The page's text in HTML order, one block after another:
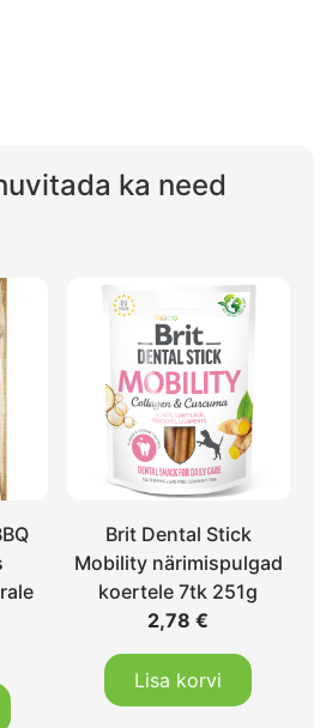
ka need
Brit Dental Stick
Mobility närimispulgad
koertele 7tk 251g
2,78€
Lisa korvi